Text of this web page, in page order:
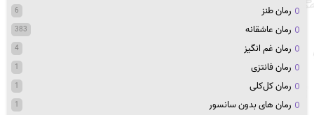
رمان طنز 6
رمان عاشقانه 383
رمان غم انگیز 4
رمان فانتزی 1
رمان کل‌کلی 1
رمان های بدون سانسور 1